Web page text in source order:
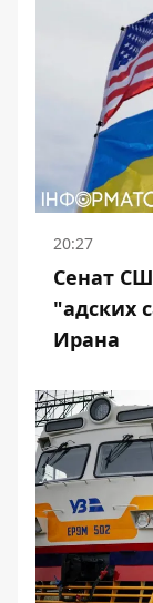
20:27
Сенат
"адских
Ирана